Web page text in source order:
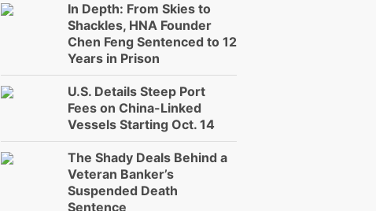
In Depth: From Skies to
Shackles, HNA Founder
Chen Feng Sentenced to 12
Years in Prison
U.S. Details Steep Port
Fees on China-Linked
Vessels Starting Oct. 14
The Shady Deals Behind a
Veteran Banker’s
Suspended Death
Sentence